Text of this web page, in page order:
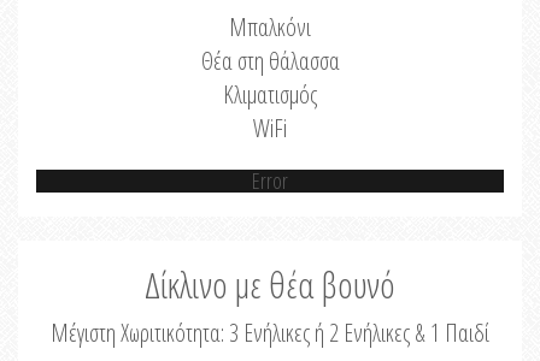
Μπαλκόνι
Θέα στη θάλασσα
Κλιματισμός
WiFi
Error
Δίκλινο με θέα βουνό
Μέγιστη Χωριτικότητα: 3 Ενήλικες ή 2 Ενήλικες & 1 Παιδί